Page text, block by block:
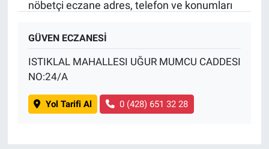
nöbetçi eczane adres, telefon ve konumları
GÜVEN ECZANESİ
ISTIKLAL MAHALLESI UĞUR MUMCU CADDESI
NO:24/A
Yol Tarifi Al 0 (428) 651 32 28